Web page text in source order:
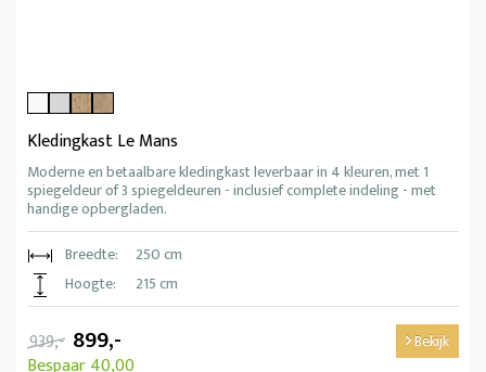
Kledingkast Le Mans
Moderne en betaalbare kledingkast leverbaar in 4 kleuren, met 1
spiegeldeur of 3 spiegeldeuren - inclusief complete indeling - met
handige opbergladen.
Breedte:
250 cm
Hoogte:
215 cm
939,- 899,- Bekijk